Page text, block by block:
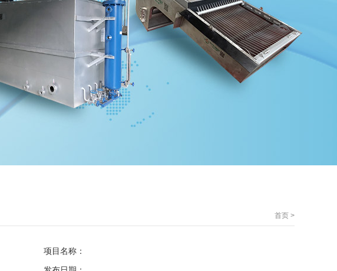
首页 >
项目名称：